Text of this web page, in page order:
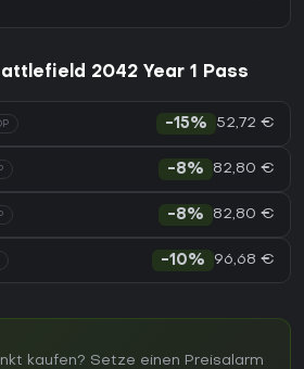
2042 Year 1 Pass
-15% 52,72 €
-8% 82,80 €
-8% 82,80 €
-10% 96,68 €
kaufen? Setze einen Preisalarm